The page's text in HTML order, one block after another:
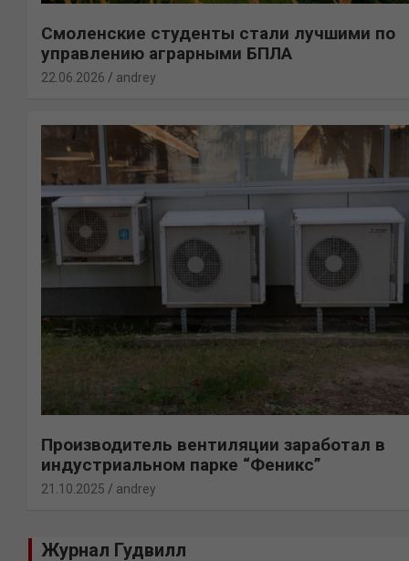
Смоленские студенты стали лучшими по
управлению аграрными БПЛА
22.06.2026 andrey
Производитель вентиляции заработал в
индустриальном парке “Феникс”
21.10.2025 andrey
Журнал Гудвилл